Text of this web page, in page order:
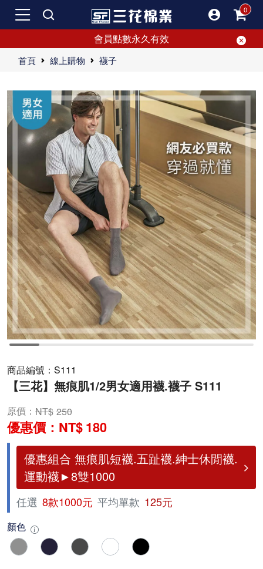
會員點數永久有效
首頁 線上購物 襪子
專利無痕襪：簡單設計中展現時尚品味，男人最佳選擇。嚴選優質棉材，吸汗透氣，三花無痕襪提供足部乾爽舒適，上班族首選。舒適非凡，穿上即懂的專利無痕襪，自信時尚，成功人士首選。
"三花無痕襪心得：超越期待的舒適體驗 最近我有機會入手了一雙三花的專利無痕襪，這雙襪子的舒適度真的是超乎我的想像，迫不及待想推薦給大家。無痕襪，雖然聽起來簡單，但其實蘊藏著不少設計巧思。無痕的最大特點就是即使長時間穿著也不會在腳上留下痕跡，避免了腳踝處不美觀的印記。 這雙三花無痕襪一穿上就給我一種量身訂做的感覺，腳底非常舒適。我特別喜歡它選用的優質棉材質，不僅吸汗透氣，更能讓雙足一整天都保持乾爽。對於每天上班都需要穿皮鞋或運動鞋的我來說，這一點簡直就是救星。無痕襪的吸汗功能讓我即使經歷一整天的工作，也依然保持足部的清爽，真的是一大福音。 舒適與時尚兼具的設計 除了舒適外，三花無痕襪還融入了時尚元素。這種設計讓襪子不僅僅是穿著配件，更成為一種時尚單品。穿上這雙無痕襪，你會立即感受到它帶來的自信。無論你穿的是皮鞋、運動鞋還是休閒鞋，無痕襪都能完美隱藏，不會影響整體造型，特別適合注重細節的成功人士。 彈性與耐用性 這雙無痕襪的彈性非常好，即使穿久了也不會鬆垮，能夠長時間保持形狀和貼合感。即使經過多次洗滌，襪子依然能保持其舒適度和外觀，這對於經常穿襪子的我來說，真的是一個很大的優點。 精細的細節處理 令人驚喜的是，三花無痕襪的細節處理非常到位。它的縫線非常平滑，不會在穿著時摩擦腳趾或腳跟，非常友好。鞋口設計也非常貼合，不會因為太緊而留下痕跡，也不會因為太鬆而滑落，真是貼心地考慮到了每一個細節。 總結 總結來說，這雙三花無痕襪真的是超乎我的預期，無論是舒適度、設計還是材質選擇，都顯示出了它的品質和用心。如果你還沒有嘗試過無痕襪，我強烈建議你一定要試試這款專利無痕襪。穿上它，你會懂為什麼它會成為成功人士的首選。無痕襪不僅僅是一雙襪子，更是一種生活品質的體現，讓你在每天的穿著中都能感受到它帶來的舒適和自信。 三花無痕襪絕對是男人的最佳選擇，不管是上班、運動還是日常生活，這雙無痕襪都能給你帶來極致的舒適和乾爽體驗。無痕襪的優點讓你在任何場合都能自信滿滿，選擇無痕襪，就是選擇一種更高品質的生活方式。 更高品質的生活選擇 最後，再次推薦這款三花專利無痕襪，它確實是提升生活品質的最佳選擇。如果你想讓每天的生活更舒適、更自信，那這雙無痕襪絕對是你的不二之選。無論你是何種身份，這雙無痕襪都能帶給你全新的穿著體驗。 所以，不要再猶豫了，立即嘗試三花無痕襪，讓你的雙足也享受一下這種舒適與自信。選擇三花無痕襪，就是選擇了一種精緻且高品質的生活方式。"
商品編號： S111
【三花】無痕肌1/2男女適用襪.襪子 S111
原價： 250
優惠價： 180
優惠組合 無痕肌短襪.五趾襪.紳士休閒襪.
運動襪►8雙1000
任選 8款1000元 平均單款 125元
顏色